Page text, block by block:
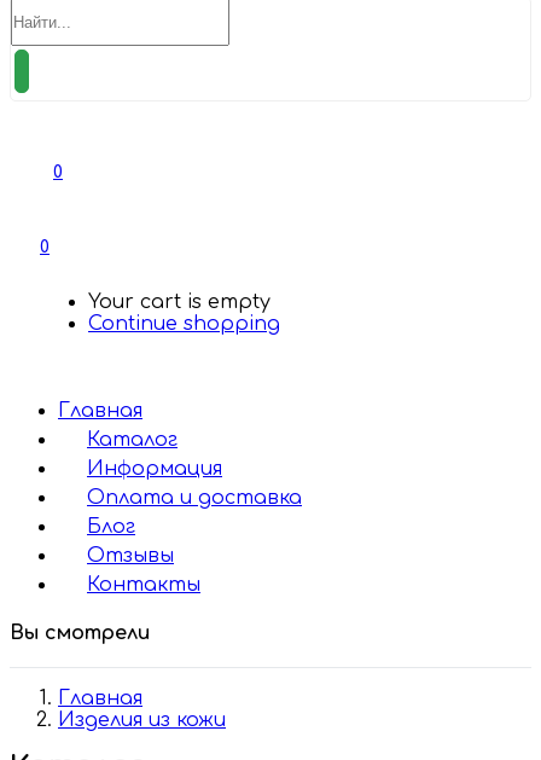
0
0
Your cart is empty
Continue shopping
Главная
Каталог
Информация
Оплата и доставка
Блог
Отзывы
Контакты
Вы смотрели
Главная
Изделия из кожи